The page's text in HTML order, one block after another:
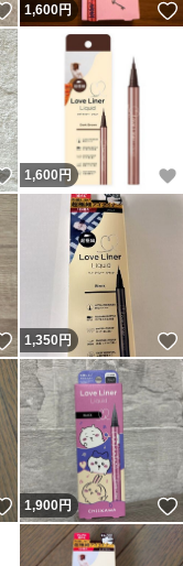
いいね！
1,600円
いいね！
1,600 円
いいね！
1,350円
いいね！
1,900円